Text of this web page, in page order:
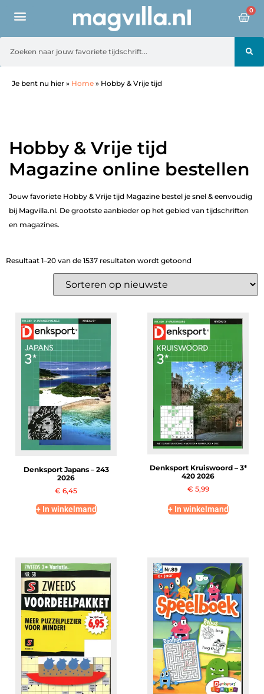
0
Je bent nu hier » Home » Hobby & Vrije tijd
Hobby & Vrije tijd
Magazine online bestellen
Jouw favoriete Hobby & Vrije tijd Magazine bestel je snel & eenvoudig
bij Magvilla.nl. De grootste aanbieder op het gebied van tijdschriften
en magazines.
Resultaat 1–20 van de 1537 resultaten wordt getoond
Denksport Japans – 243
2026
€ 6,45
+ In winkelmand
Denksport Kruiswoord – 3*
420 2026
€ 5,99
+ In winkelmand